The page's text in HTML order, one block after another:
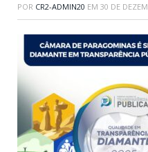
POR CR2-ADMIN20 EM 30 DE